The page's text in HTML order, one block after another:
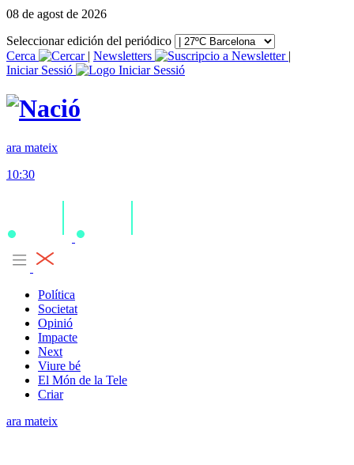
08 de agost de 2026
Seleccionar edición del periódico
Cerca
| Newsletters
|
Iniciar Sessió
ara mateix
10:30
Política
Societat
Opinió
Impacte
Next
Viure bé
El Món de la Tele
Criar
ara mateix